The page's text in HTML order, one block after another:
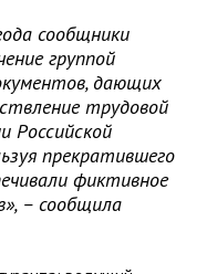
сообщники
группой
дающих
трудовой
Российской
прекратившего
фиктивное
– сообщила